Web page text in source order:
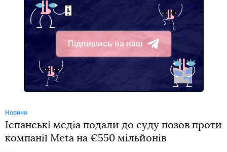
Підпишись на наш
Telegram
Новини
Іспанські медіа подали до суду позов проти
компанії Meta на €550 мільйонів